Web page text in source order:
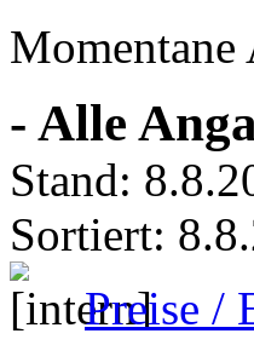
- Alle
Stand:
Sortiert:
Preise /